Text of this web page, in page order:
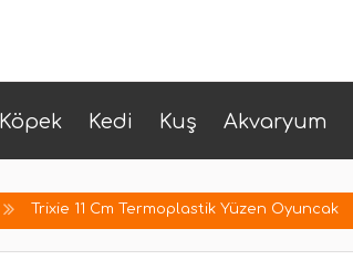
Köpek Kedi Kuş Akvaryum
Trixie 11 Cm Termoplastik Yüzen Oyuncak